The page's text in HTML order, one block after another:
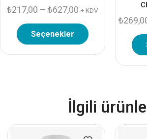
₺217,00 – ₺627,00 + KDV
Seçenekler
₺
İlgili